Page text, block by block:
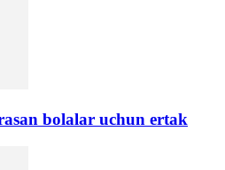
bolalar uchun ertak